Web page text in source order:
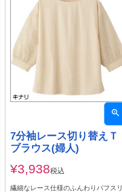
7分袖レース切り替えＴ
ブラウス(婦人)
¥3,938税込
繊細なレース仕様のふんわりパフスリ